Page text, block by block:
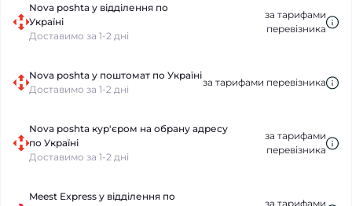
Nova poshta у відділення по
Україні
Доставимо за 1-2 дні
за тарифами
перевізника
Nova poshta у поштомат по Україні
Доставимо за 1-2 дні
за тарифами перевізника
Nova poshta кур'єром на обрану адресу
по Україні
Доставимо за 1-2 дні
за тарифами
перевізника
Meest Express у відділення по
за тарифами